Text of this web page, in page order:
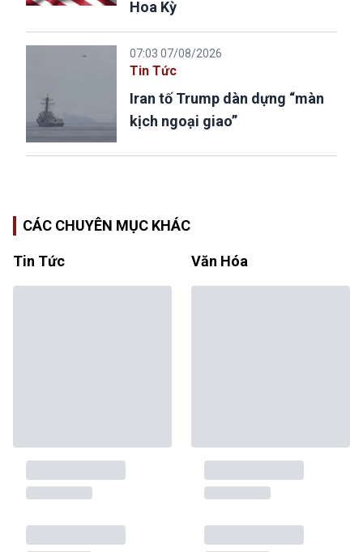
Hoa Kỳ
07:03 07/08/2026
Tin Tức
Iran tố Trump dàn dựng “màn
kịch ngoại giao”
CÁC CHUYÊN MỤC KHÁC
Tin Tức Văn Hóa